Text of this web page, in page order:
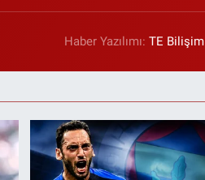
Haber Yazılımı:TE Bilişim